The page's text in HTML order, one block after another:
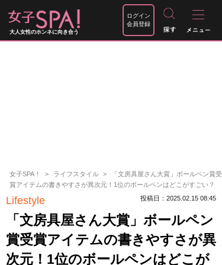
大人女性のホンネに向き合う
ログイン
会員登録
女子SPA！ ライフスタイル
「文房具屋さん大賞」ボールペン賞受
賞アイテムの書きやすさが異次元！1位のボールペンはどこがすごい？
Lifestyle 投稿日：2025.02.15 08:45
「文房具屋さん大賞」ボールペン
賞受賞アイテムの書きやすさが異
次元！1位のボールペンはどこが